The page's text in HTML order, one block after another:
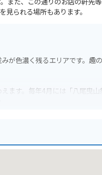
られる場所もあります。
が色濃く残るエリアです。趣
ます。毎年4月には「八尾曳山